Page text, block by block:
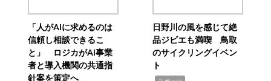
「人がAIに求めるのは
信頼し相談できるこ
と」 ロジカがAI事業
者と導入機関の共通指
針案を策定へ
日野川の風を感じて絶
品ジビエも満喫 鳥取
のサイクリングイベン
ト